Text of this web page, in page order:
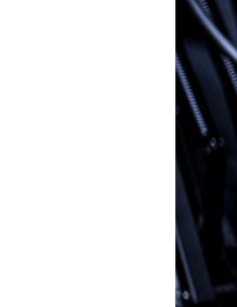
УКРАЇНСЬКА ПРОБЛЕМА КРИМУ